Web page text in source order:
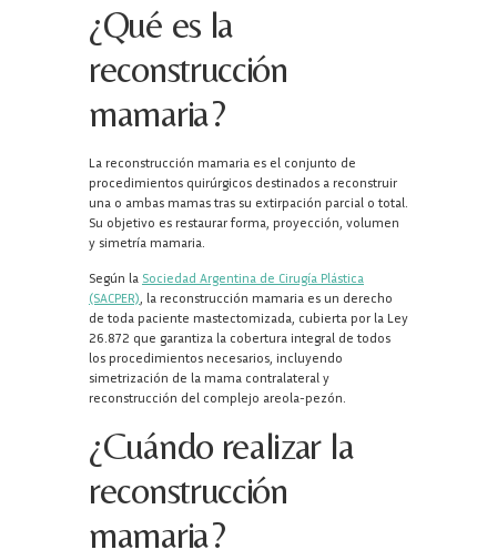
¿Qué es la
reconstrucción
mamaria?
La reconstrucción mamaria es el conjunto de
procedimientos quirúrgicos destinados a reconstruir
una o ambas mamas tras su extirpación parcial o total.
Su objetivo es restaurar forma, proyección, volumen
y simetría mamaria.
Según la Sociedad Argentina de Cirugía Plástica
(SACPER), la reconstrucción mamaria es un derecho
de toda paciente mastectomizada, cubierta por la Ley
26.872 que garantiza la cobertura integral de todos
los procedimientos necesarios, incluyendo
simetrización de la mama contralateral y
reconstrucción del complejo areola-pezón.
¿Cuándo realizar la
reconstrucción
mamaria?